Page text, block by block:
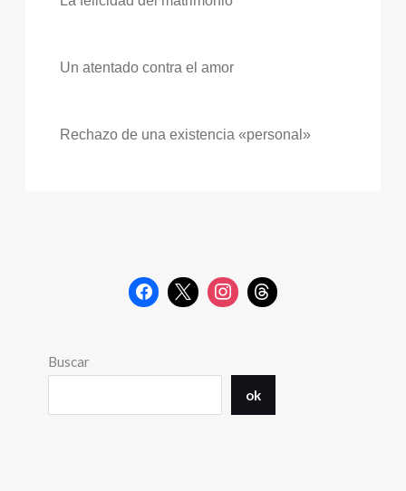
Un atentado contra el amor
Rechazo de una existencia «personal»
Buscar
ok